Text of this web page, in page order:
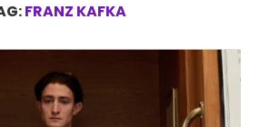
FRANZ KAFKA